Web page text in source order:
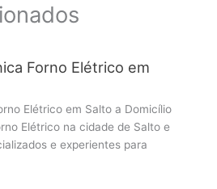
Forno Elétrico em
Elétrico em Salto a Domicílio
Elétrico na cidade de Salto e
e experientes para